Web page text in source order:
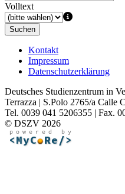
Volltext
Suchen
Kontakt
Impressum
Datenschutzerklärung
Deutsches Studienzentrum in
Terrazza | S.Polo 2765/a Calle
Tel. 0039 041 5206355 | Fax.
© DSZV 2026